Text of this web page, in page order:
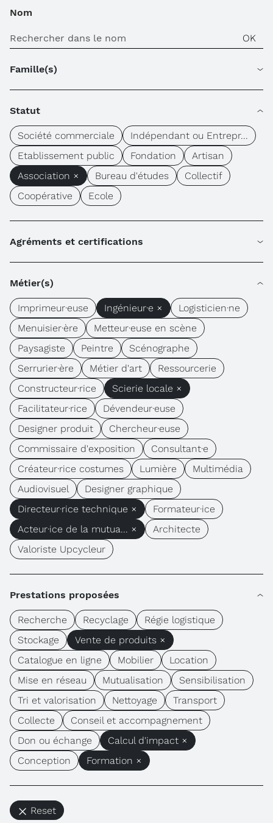
Nom
Famille(s)
Statut
Société commerciale
Indépendant ou Entrepr...
Etablissement public
Fondation
Artisan
Association ×
Bureau d'études
Collectif
Coopérative
Ecole
Agréments et certifications
Métier(s)
Imprimeur·euse Ingénieur·e ×
Logisticien·ne
Menuisier·ère
Metteur·euse en scène
Paysagiste
Peintre
Scénographe
Serrurier·ère
Métier d'art
Ressourcerie
Constructeur·rice
Scierie locale ×
Facilitateur·rice
Dévendeur·euse
Designer produit
Chercheur·euse
Commissaire d'exposition
Consultant·e
Créateur·rice costumes
Lumière
Multimédia
Audiovisuel
Designer graphique
Directeur·rice technique ×
Formateur·ice
Acteur·ice de la mutua... ×
Architecte
Valoriste Upcycleur
Prestations proposées
Recherche Recyclage
Régie logistique
Stockage
Vente de produits ×
Catalogue en ligne
Mobilier
Location
Mise en réseau
Mutualisation
Sensibilisation
Tri et valorisation
Nettoyage
Transport
Collecte
Conseil et accompagnement
Don ou échange
Calcul d'impact ×
Conception
Formation ×
Reset